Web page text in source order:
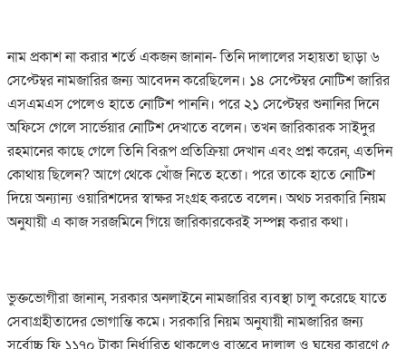
নাম প্রকাশ না করার শর্তে একজন জানান- তিনি দালালের সহায়তা ছাড়া ৬
সেপ্টেম্বর নামজারির জন্য আবেদন করেছিলেন। ১৪ সেপ্টেম্বর নোটিশ জারির
এসএমএস পেলেও হাতে নোটিশ পাননি। পরে ২১ সেপ্টেম্বর শুনানির দিনে
অফিসে গেলে সার্ভেয়ার নোটিশ দেখাতে বলেন। তখন জারিকারক সাইদুর
রহমানের কাছে গেলে তিনি বিরূপ প্রতিক্রিয়া দেখান এবং প্রশ্ন করেন, এতদিন
কোথায় ছিলেন? আগে থেকে খোঁজ নিতে হতো। পরে তাকে হাতে নোটিশ
দিয়ে অন্যান্য ওয়ারিশদের স্বাক্ষর সংগ্রহ করতে বলেন। অথচ সরকারি নিয়ম
অনুযায়ী এ কাজ সরজমিনে গিয়ে জারিকারকেরই সম্পন্ন করার কথা।
ভুক্তভোগীরা জানান, সরকার অনলাইনে নামজারির ব্যবস্থা চালু করেছে যাতে
সেবাগ্রহীতাদের ভোগান্তি কমে। সরকারি নিয়ম অনুযায়ী নামজারির জন্য